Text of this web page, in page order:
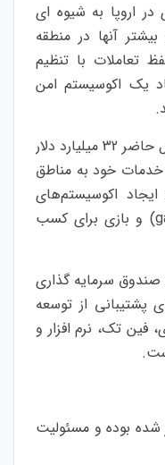
در اروپا به شیوه ای
آنها در منطقه
تعاملات با تنظیم
یک اکوسیستم امن
این صرافی جهانی کریپتو که در حال حاضر 32 میلیارد دلار
خدمات خود به مناطق
اکوسیستم‌های
) و بازی برای کسب
صندوق سرمایه گذاری
فین تک، نرم افزار و
شده بوده و مسئولیت